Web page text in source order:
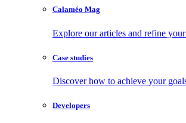
Calaméo Mag
Explore our articles and refine
Case studies
Discover how to achieve your
Developers